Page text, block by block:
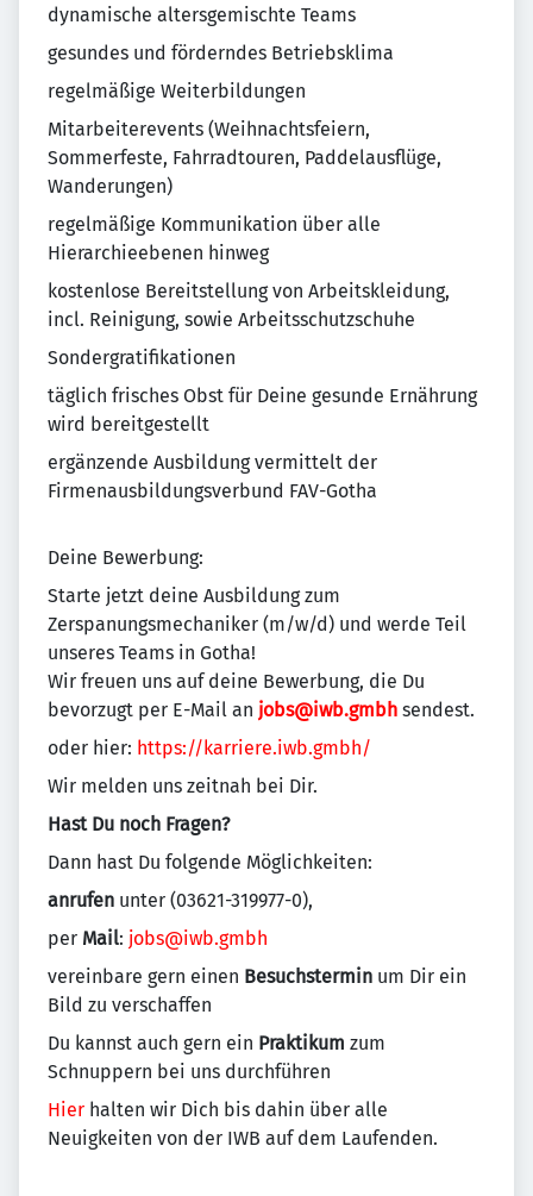
dynamische altersgemischte Teams
gesundes und förderndes Betriebsklima
regelmäßige Weiterbildungen
Mitarbeiterevents (Weihnachtsfeiern,
Sommerfeste, Fahrradtouren, Paddelausflüge,
Wanderungen)
regelmäßige Kommunikation über alle
Hierarchieebenen hinweg
kostenlose Bereitstellung von Arbeitskleidung,
incl. Reinigung, sowie Arbeitsschutzschuhe
Sondergratifikationen
täglich frisches Obst für Deine gesunde Ernährung
wird bereitgestellt
ergänzende Ausbildung vermittelt der
Firmenausbildungsverbund FAV-Gotha
Deine Bewerbung:
Starte jetzt deine Ausbildung zum
Zerspanungsmechaniker (m/w/d) und werde Teil
unseres Teams in Gotha!
Wir freuen uns auf deine Bewerbung, die Du
bevorzugt per E-Mail an jobs@iwb.gmbh sendest.
oder hier: https://karriere.iwb.gmbh/
Wir melden uns zeitnah bei Dir.
Hast Du noch Fragen?
Dann hast Du folgende Möglichkeiten:
anrufen unter (03621-319977-0),
per Mail: jobs@iwb.gmbh
vereinbare gern einen Besuchstermin um Dir ein
Bild zu verschaffen
Du kannst auch gern ein Praktikum zum
Schnuppern bei uns durchführen
Hier halten wir Dich bis dahin über alle
Neuigkeiten von der IWB auf dem Laufenden.